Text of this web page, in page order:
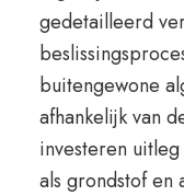
gedetailleerd
buitengewone
afhankelijk van
investeren
als grondstof en